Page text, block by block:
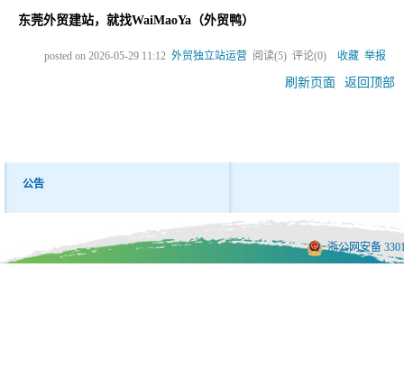
东莞外贸建站，就找WaiMaoYa（外贸鸭）
posted on 2026-05-29 11:12 外贸独立站运营 阅读(5) 评论(0) 收藏 举报
刷新页面 返回顶部
公告
浙公网安备